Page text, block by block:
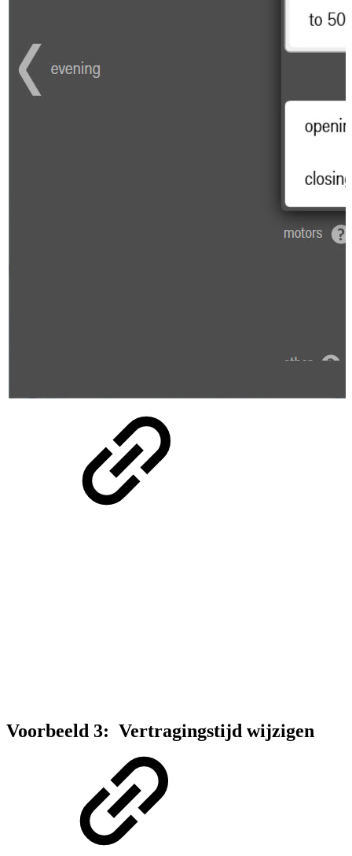
Voorbeeld 3: Vertragingstijd wijzigen